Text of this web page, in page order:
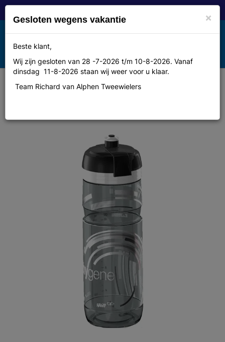
Toggle
navigation
MENU
Bidon Elite higene supercorsa
×
Gesloten wegens vakantie
Beste klant,
Wij zijn gesloten van 28 -7-2026 t/m 10-8-2026. Vanaf
dinsdag 11-8-2026 staan wij weer voor u klaar.
Team Richard van Alphen Tweewielers